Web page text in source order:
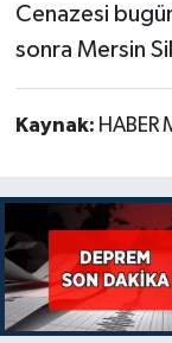
Cenazesi
sonra Mersin
Kaynak: HABER